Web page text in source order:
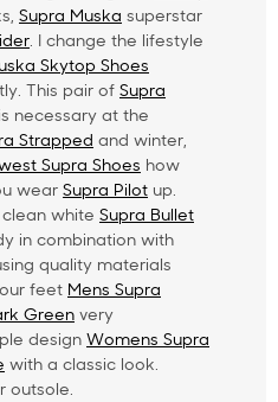
Supra Muska superstar
. I change the lifestyle
Skytop Shoes
This pair of Supra
necessary at the
Strapped and winter,
Supra Shoes how
wear Supra Pilot up.
white Supra Bullet
in combination with
quality materials
feet Mens Supra
Green very
design Womens Supra
with a classic look.
outsole.